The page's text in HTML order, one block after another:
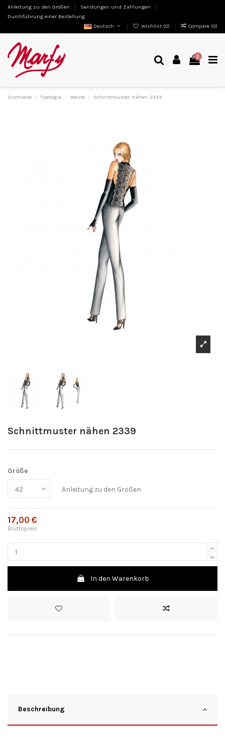
Anleitung zu den Größen
Sendungen und Zahlungen
Durchführung einer Bestellung
Deutsch
Wishlist (0) Compare (0)
0
Startseite Tipologia Weste Schnittmuster nähen 2339
Schnittmuster nähen 2339
Größe
Anleitung zu den Größen
17,00 €
Bruttopreis
In den Warenkorb
Beschreibung